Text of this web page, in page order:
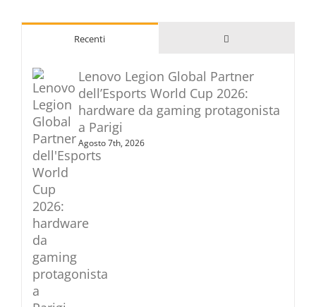
Recenti Commenti
Lenovo Legion Global Partner
dell’Esports World Cup 2026:
hardware da gaming protagonista
a Parigi
Agosto 7th, 2026